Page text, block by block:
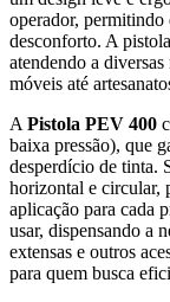
operador, permitindo
desconforto. A
atendendo a diversas
móveis até
APistola PEV 400
baixa pressão), que
desperdício de tinta.
horizontal e circular,
aplicação para cada
usar, dispensando a
extensas e outros
para quem busca